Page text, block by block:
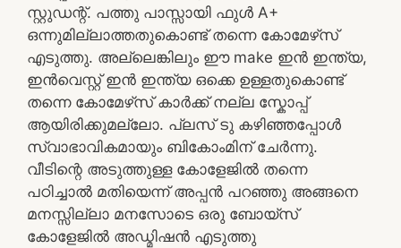
സ്റ്റുഡന്റ്. പത്തു പാസ്സായി ഫുൾ A+
ഒന്നുമില്ലാത്തതുകൊണ്ട് തന്നെ കോമേഴ്‌സ്
എടുത്തു. അല്ലെങ്കിലും ഈ make ഇൻ ഇന്ത്യ,
ഇൻവെസ്റ്റ്‌ ഇൻ ഇന്ത്യ ഒക്കെ ഉള്ളതുകൊണ്ട്
തന്നെ കോമേഴ്‌സ് കാർക്ക് നല്ല സ്കോപ്പ്
ആയിരിക്കുമല്ലോ. പ്ലസ് ടു കഴിഞ്ഞപ്പോൾ
സ്വാഭാവികമായും ബികോംമിന് ചേർന്നു.
വീടിന്റെ അടുത്തുള്ള കോളേജിൽ തന്നെ
പഠിച്ചാൽ മതിയെന്ന് അപ്പൻ പറഞ്ഞു അങ്ങനെ
മനസ്സില്ലാ മനസോടെ ഒരു ബോയ്സ്
കോളേജിൽ അഡ്മിഷൻ എടുത്തു